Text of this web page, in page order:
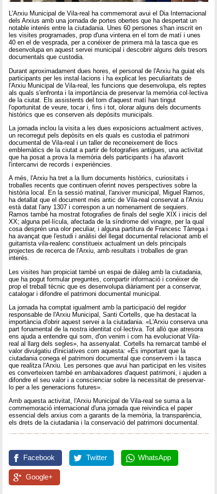
L'Arxiu Municipal de Vila-real ha commemorat avui el Dia Internacional
dels Arxius amb una jornada de portes obertes que ha despertat un
notable interés entre la ciutadania. Unes 60 persones s'han inscrit en
les visites programades, prop d'una vintena en el torn de matí i unes
40 en el de vesprada, per a conéixer de primera mà la tasca que es
desenvolupa en aquest servei municipal i descobrir alguns dels tresors
documentals que custodia.
Durant aproximadament dues hores, el personal de l'Arxiu ha guiat els
participants per les instal·lacions i ha explicat les peculiaritats de
l'Arxiu Municipal de Vila-real, les funcions que desenvolupa, els reptes
als quals s'enfronta i la importància de preservar la memòria col·lectiva
de la ciutat. Els assistents del torn d'aquest matí han tingut
l'oportunitat de veure, tocar i, fins i tot, olorar alguns dels documents
històrics que es conserven als depòsits municipals.
La jornada inclou la visita a les dues exposicions actualment actives,
un recorregut pels depòsits en els quals es custodia el patrimoni
documental de Vila-real i un taller de reconeixement de llocs
emblemàtics de la ciutat a partir de fotografies antigues, una activitat
que ha posat a prova la memòria dels participants i ha afavorit
l'intercanvi de records i experiències.
A més, l'Arxiu ha tret a la llum documents històrics, curiositats i
troballes recents que continuen oferint noves perspectives sobre la
història local. En la sessió matinal, l'arxiver municipal, Miguel Ramos,
ha detallat que el document més antic de Vila-real conservat a l'Arxiu
està datat l'any 1307 i correspon a un nomenament de sequiers.
Ramos també ha mostrat fotografies de finals del segle XIX i inicis del
XX; alguna pel·lícula, afectada de la síndrome del vinagre, per la qual
cosa desprén una olor peculiar, i alguna partitura de Francesc Tàrrega i
ha avançat que l'estudi i anàlisi del llegat documental relacionat amb el
guitarrista vila-realenc constitueix actualment un dels principals
projectes de recerca de l'Arxiu, amb resultats i troballes de gran
interés.
Les visites han propiciat també un espai de diàleg amb la ciutadania,
que ha pogut formular preguntes, compartir informació i conéixer de
prop el treball tècnic que es desenvolupa diàriament per a conservar,
catalogar i difondre el patrimoni documental municipal.
La jornada ha comptat igualment amb la participació del regidor
responsable de l'Arxiu Municipal, Santi Cortells, que ha destacat la
importància d'obrir aquest servei a la ciutadania. «L'Arxiu conserva una
part fonamental de la nostra identitat col·lectiva. Tot allò que atresora
ens ajuda a entendre qui som, d'on venim i com ha evolucionat Vila-
real al llarg dels segles», ha assenyalat. Cortells ha remarcat també el
valor divulgatiu d'iniciatives com aquesta: «És important que la
ciutadania conega el patrimoni documental que conservem i la tasca
que realitza l'Arxiu. Les persones que avui han participat en les visites
es converteixen també en ambaixadores d'aquest patrimoni, i ajuden a
difondre el seu valor i a conscienciar sobre la necessitat de preservar-
lo per a les generacions futures».
Amb aquesta activitat, l'Arxiu Municipal de Vila-real se suma a la
commemoració internacional d'una jornada que reivindica el paper
essencial dels arxius com a garants de la memòria, la transparència,
els drets de la ciutadania i la conservació del patrimoni documental.
Facebook Twitter WhatsApp
Google+